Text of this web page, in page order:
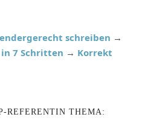
schreiben →
7 Schritten → Korrekt
REFERENTIN THEMA: